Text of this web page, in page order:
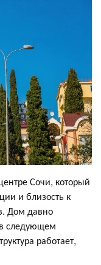
Сочи, который
и близость к
Дом давно
следующем
работает,